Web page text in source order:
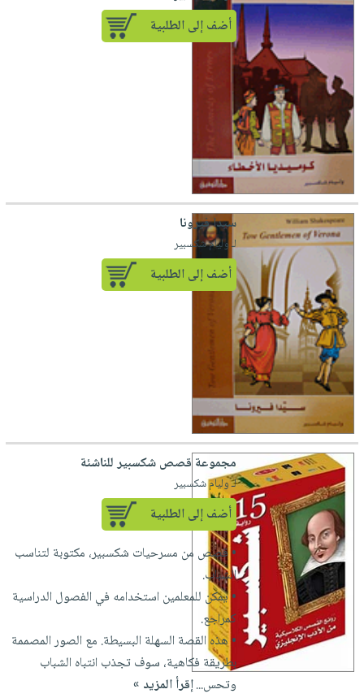
أضف إلى الطلبية
سيدا فيرونا
لـ وليام شكسبير
أضف إلى الطلبية
مجموعة قصص شكسبير للناشئة
لـ وليام شكسبير
أضف إلى الطلبية
• قصص من مسرحيات شكسبير، مكتوبة لتناسب
الشباب.
• يمكن للمعلمين استخدامه في الفصول الدراسية
كمراجع.
• هذه القصة السهلة البسيطة. مع الصور المصممة
بطريقة فكاهية، سوف تجذب انتباه الشباب
وتحس...إقرأ المزيد »